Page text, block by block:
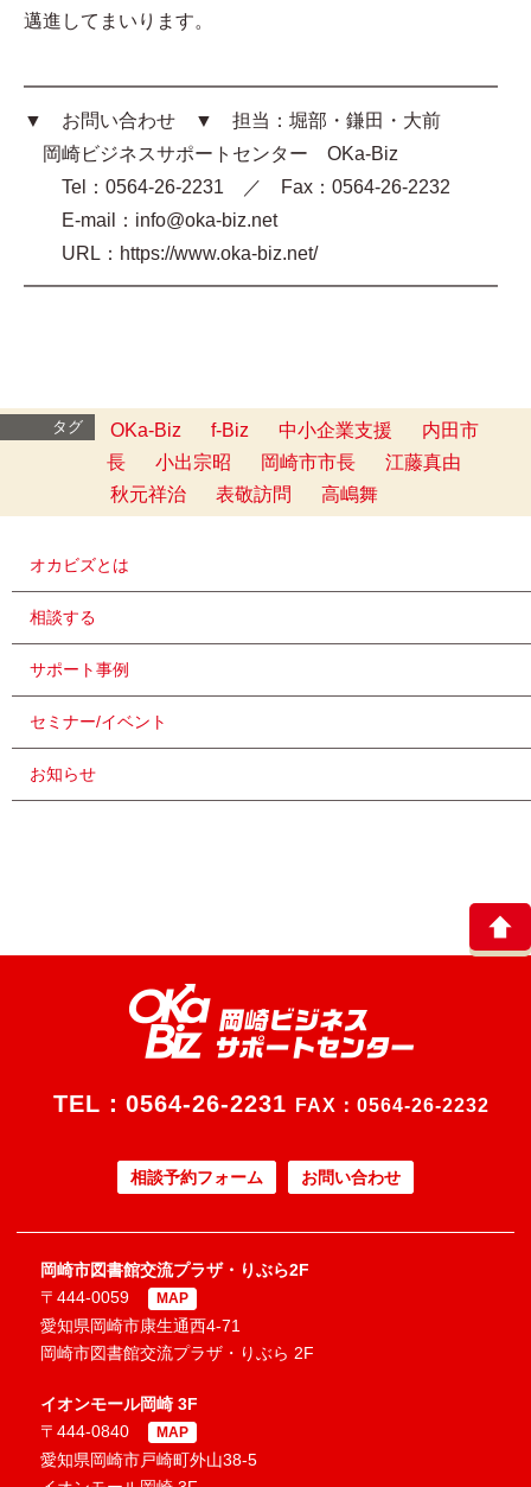
邁進してまいります。
━━━━━━━━━━━━━━━━━━━━━━━━━
▼ お問い合わせ ▼ 担当：堀部・鎌田・大前
岡崎ビジネスサポートセンター OKa-Biz
Tel：0564-26-2231 ／ Fax：0564-26-2232
E-mail：info@oka-biz.net
URL：https://www.oka-biz.net/
━━━━━━━━━━━━━━━━━━━━━━━━━
タグ OKa-Biz f-Biz 中小企業支援
内田市
長
小出宗昭 岡崎市市長
江藤真由
秋元祥治
表敬訪問 高嶋舞
オカビズとは
相談する
サポート事例
セミナー/イベント
お知らせ
TEL： 0564-26-2231 FAX：0564-26-2232
相談予約フォーム お問い合わせ
岡崎市図書館交流プラザ・りぶら2F
〒444-0059
MAP
愛知県岡崎市康生通西4-71
岡崎市図書館交流プラザ・りぶら 2F
イオンモール岡崎 3F
〒444-0840
MAP
愛知県岡崎市戸崎町外山38-5